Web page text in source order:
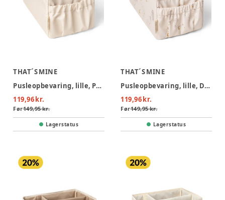
THAT´S MINE
Pusleopbevaring, lille, Peyote
119,96 kr.
Før149,95 kr.
Lagerstatus
THAT´S MINE
Pusleopbevaring, lille, Dreamily
119,96 kr.
Før149,95 kr.
Lagerstatus